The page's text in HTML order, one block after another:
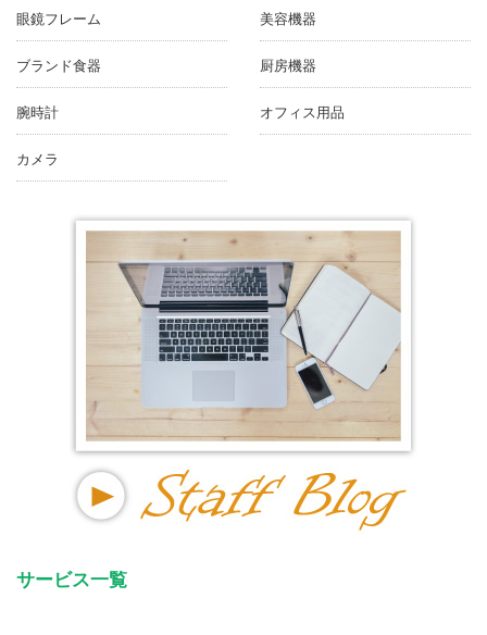
眼鏡フレーム
ブランド食器
腕時計
カメラ
美容機器
厨房機器
オフィス用品
サービス一覧